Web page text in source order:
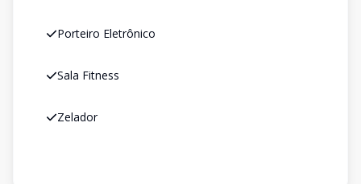
Porteiro Eletrônico
Sala Fitness
Zelador